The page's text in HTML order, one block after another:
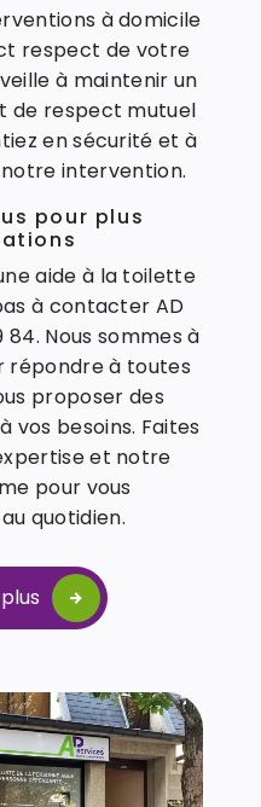
à domicile
respect de votre
à maintenir un
de respect mutuel
en sécurité et à
intervention.
pour plus
aide à la toilette
à contacter AD
84. Nous sommes à
répondre à toutes
proposer des
vos besoins. Faites
et notre
pour vous
quotidien.